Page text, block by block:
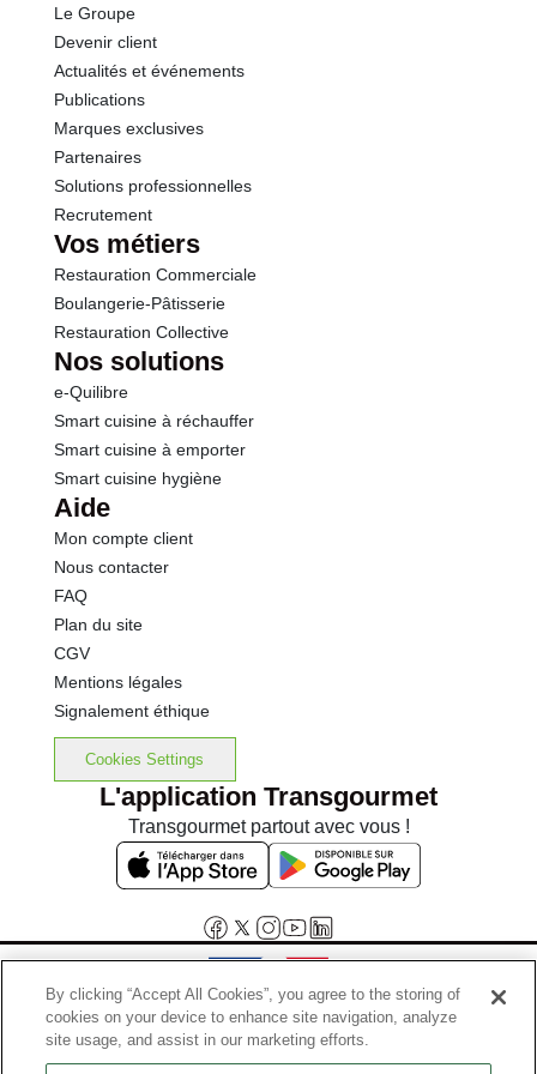
Sel
Le Groupe
Devenir client
Actualités et événements
Publications
Marques exclusives
Partenaires
Solutions professionnelles
Recrutement
Vos métiers
Restauration Commerciale
Boulangerie-Pâtisserie
Restauration Collective
Nos solutions
e-Quilibre
Smart cuisine à réchauffer
Smart cuisine à emporter
Smart cuisine hygiène
Aide
Mon compte client
Nous contacter
FAQ
Plan du site
CGV
Mentions légales
Signalement éthique
Cookies Settings
L'application Transgourmet
Transgourmet partout avec vous !
Interdiction de vente de boissons alcooliques aux mineurs de
By clicking “Accept All Cookies”, you agree to the storing of
cookies on your device to enhance site navigation, analyze
site usage, and assist in our marketing efforts.